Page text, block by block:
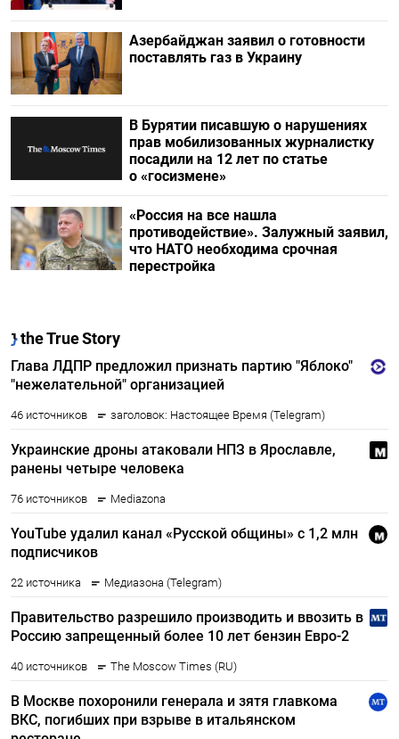
Азербайджан заявил о готовности
поставлять газ в Украину
В Бурятии писавшую о нарушениях
прав мобилизованных журналистку
посадили на 12 лет по статье
о «госизмене»
«Россия на все нашла
противодействие». Залужный заявил,
что НАТО необходима срочная
перестройка